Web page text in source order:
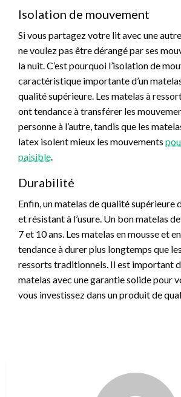
Isolation de mouvement
Si vous partagez votre lit avec une
ne voulez pas être dérangé par ses
la nuit. C’est pourquoi l’isolation de
caractéristique importante d’un
qualité supérieure. Les matelas à
ont tendance à transférer les
personne à l’autre, tandis que les
latex isolent mieux les mouvements
paisible.
Durabilité
Enfin, un matelas de qualité
et résistant à l’usure. Un bon matelas
7 et 10 ans. Les matelas en mousse et
tendance à durer plus longtemps que
ressorts traditionnels. Il est important
matelas avec une garantie solide pour
vous investissez dans un produit de